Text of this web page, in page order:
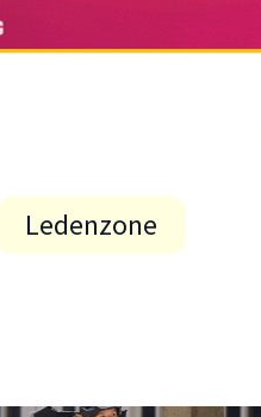
Ledenzone